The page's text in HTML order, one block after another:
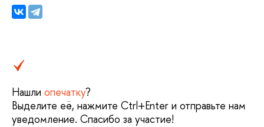
Нашли опечатку?
Выделите её, нажмите Ctrl+Enter и отправьте нам
уведомление. Спасибо за участие!